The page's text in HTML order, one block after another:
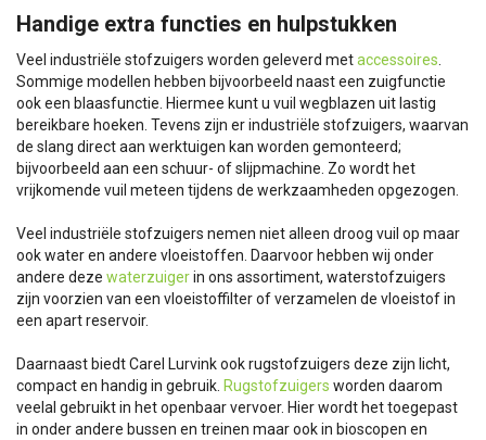
Handige extra functies en hulpstukken
Veel industriële stofzuigers worden geleverd metaccessoires
Sommige modellen hebben bijvoorbeeld naast een zuigfunctie
ook een blaasfunctie. Hiermee kunt u vuil wegblazen uit lastig
bereikbare hoeken. Tevens zijn er industriële stofzuigers, waarvan
de slang direct aan werktuigen kan worden gemonteerd;
bijvoorbeeld aan een schuur- of slijpmachine. Zo wordt het
vrijkomende vuil meteen tijdens de werkzaamheden opgezogen.
Veel industriële stofzuigers nemen niet alleen droog vuil op maar
ook water en andere vloeistoffen. Daarvoor hebben wij onder
andere deze waterzuigerin ons assortiment, waterstofzuigers
zijn voorzien van een vloeistoffilter of verzamelen de vloeistof in
een apart reservoir.
Daarnaast biedt Carel Lurvink ook rugstofzuigers deze zijn licht,
compact en handig in gebruik. Rugstofzuigers worden daarom
veelal gebruikt in het openbaar vervoer. Hier wordt het toegepast
in onder andere bussen en treinen maar ook in bioscopen en